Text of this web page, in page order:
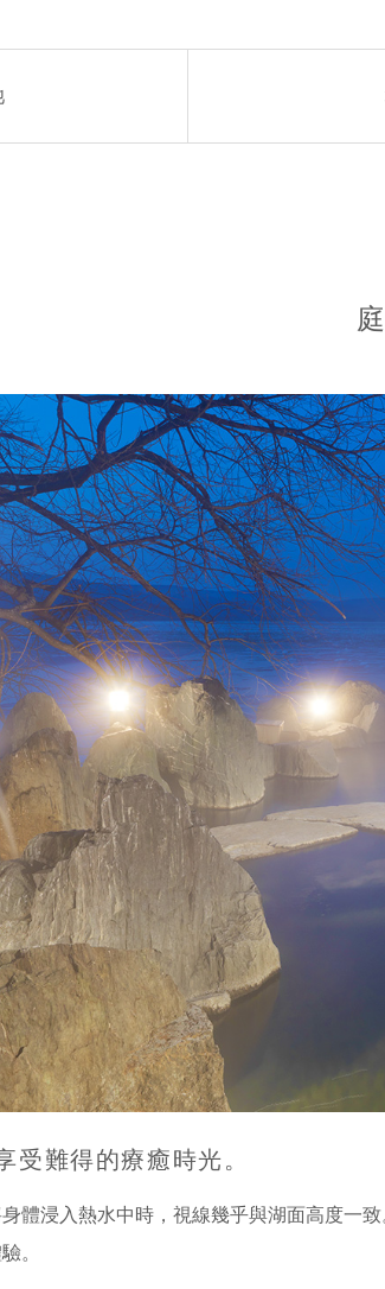
受難得的療癒時光。
體浸入熱水中時，視線幾乎與湖面高度一致
。